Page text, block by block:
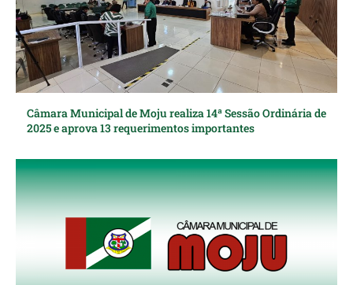
Câmara Municipal de Moju realiza 14ª Sessão Ordinária de
2025 e aprova 13 requerimentos importantes